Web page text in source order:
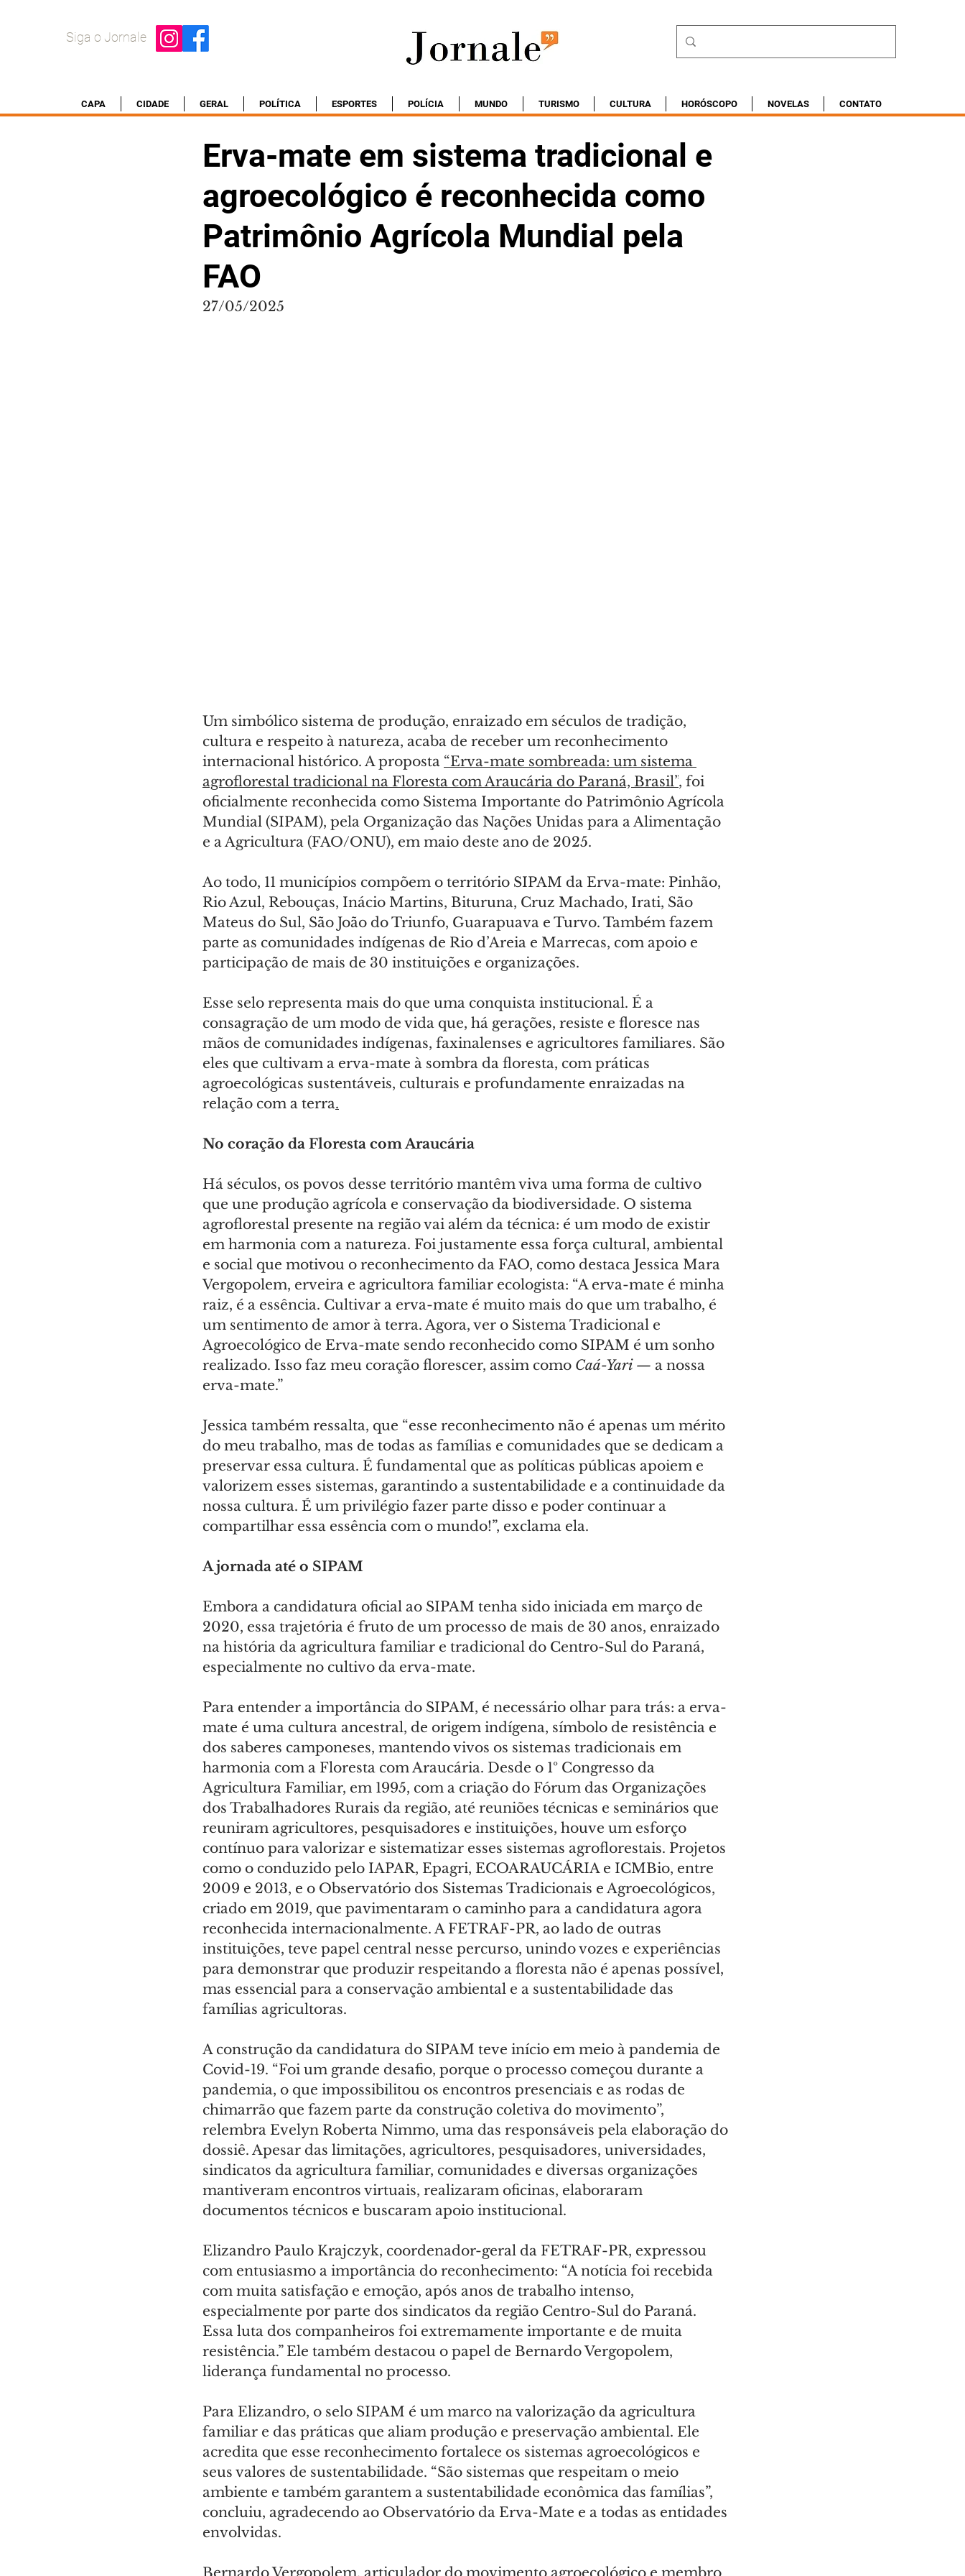
Siga o Jornale
CAPA CIDADE GERAL POLÍTICA ESPORTES POLÍCIA MUNDO TURISMO CULTURA HORÓSCOPO NOVELAS CONTATO
Erva-mate em sistema tradicional e
agroecológico é reconhecida como
Patrimônio Agrícola Mundial pela
FAO
27/05/2025
Um simbólico sistema de produção, enraizado em séculos de tradição,
cultura e respeito à natureza, acaba de receber um reconhecimento
internacional histórico. A proposta “Erva-mate sombreada: um sistema
agroflorestal tradicional na Floresta com Araucária do Paraná, Brasil”, foi
oficialmente reconhecida como Sistema Importante do Patrimônio Agrícola
Mundial (SIPAM), pela Organização das Nações Unidas para a Alimentação
e a Agricultura (FAO/ONU), em maio deste ano de 2025.
Ao todo, 11 municípios compõem o território SIPAM da Erva-mate: Pinhão,
Rio Azul, Rebouças, Inácio Martins, Bituruna, Cruz Machado, Irati, São
Mateus do Sul, São João do Triunfo, Guarapuava e Turvo. Também fazem
parte as comunidades indígenas de Rio d’Areia e Marrecas, com apoio e
participação de mais de 30 instituições e organizações.
Esse selo representa mais do que uma conquista institucional. É a
consagração de um modo de vida que, há gerações, resiste e floresce nas
mãos de comunidades indígenas, faxinalenses e agricultores familiares. São
eles que cultivam a erva-mate à sombra da floresta, com práticas
agroecológicas sustentáveis, culturais e profundamente enraizadas na
relação com a terra.
No coração da Floresta com Araucária
Há séculos, os povos desse território mantêm viva uma forma de cultivo
que une produção agrícola e conservação da biodiversidade. O sistema
agroflorestal presente na região vai além da técnica: é um modo de existir
em harmonia com a natureza. Foi justamente essa força cultural, ambiental
e social que motivou o reconhecimento da FAO, como destaca Jessica Mara
Vergopolem, erveira e agricultora familiar ecologista: “A erva-mate é minha
raiz, é a essência. Cultivar a erva-mate é muito mais do que um trabalho, é
um sentimento de amor à terra. Agora, ver o Sistema Tradicional e
Agroecológico de Erva-mate sendo reconhecido como SIPAM é um sonho
realizado. Isso faz meu coração florescer, assim como Caá-Yari — a nossa
erva-mate.”
Jessica também ressalta, que “esse reconhecimento não é apenas um mérito
do meu trabalho, mas de todas as famílias e comunidades que se dedicam a
preservar essa cultura. É fundamental que as políticas públicas apoiem e
valorizem esses sistemas, garantindo a sustentabilidade e a continuidade da
nossa cultura. É um privilégio fazer parte disso e poder continuar a
compartilhar essa essência com o mundo!”, exclama ela.
A jornada até o SIPAM
Embora a candidatura oficial ao SIPAM tenha sido iniciada em março de
2020, essa trajetória é fruto de um processo de mais de 30 anos, enraizado
na história da agricultura familiar e tradicional do Centro-Sul do Paraná,
especialmente no cultivo da erva-mate.
Para entender a importância do SIPAM, é necessário olhar para trás: a erva-
mate é uma cultura ancestral, de origem indígena, símbolo de resistência e
dos saberes camponeses, mantendo vivos os sistemas tradicionais em
harmonia com a Floresta com Araucária. Desde o 1º Congresso da
Agricultura Familiar, em 1995, com a criação do Fórum das Organizações
dos Trabalhadores Rurais da região, até reuniões técnicas e seminários que
reuniram agricultores, pesquisadores e instituições, houve um esforço
contínuo para valorizar e sistematizar esses sistemas agroflorestais. Projetos
como o conduzido pelo IAPAR, Epagri, ECOARAUCÁRIA e ICMBio, entre
2009 e 2013, e o Observatório dos Sistemas Tradicionais e Agroecológicos,
criado em 2019, que pavimentaram o caminho para a candidatura agora
reconhecida internacionalmente. A FETRAF-PR, ao lado de outras
instituições, teve papel central nesse percurso, unindo vozes e experiências
para demonstrar que produzir respeitando a floresta não é apenas possível,
mas essencial para a conservação ambiental e a sustentabilidade das
famílias agricultoras.
A construção da candidatura do SIPAM teve início em meio à pandemia de
Covid-19. “Foi um grande desafio, porque o processo começou durante a
pandemia, o que impossibilitou os encontros presenciais e as rodas de
chimarrão que fazem parte da construção coletiva do movimento”,
relembra Evelyn Roberta Nimmo, uma das responsáveis pela elaboração do
dossiê. Apesar das limitações, agricultores, pesquisadores, universidades,
sindicatos da agricultura familiar, comunidades e diversas organizações
mantiveram encontros virtuais, realizaram oficinas, elaboraram
documentos técnicos e buscaram apoio institucional.
Elizandro Paulo Krajczyk, coordenador-geral da FETRAF-PR, expressou
com entusiasmo a importância do reconhecimento: “A notícia foi recebida
com muita satisfação e emoção, após anos de trabalho intenso,
especialmente por parte dos sindicatos da região Centro-Sul do Paraná.
Essa luta dos companheiros foi extremamente importante e de muita
resistência.” Ele também destacou o papel de Bernardo Vergopolem,
liderança fundamental no processo.
Para Elizandro, o selo SIPAM é um marco na valorização da agricultura
familiar e das práticas que aliam produção e preservação ambiental. Ele
acredita que esse reconhecimento fortalece os sistemas agroecológicos e
seus valores de sustentabilidade. “São sistemas que respeitam o meio
ambiente e também garantem a sustentabilidade econômica das famílias”,
concluiu, agradecendo ao Observatório da Erva-Mate e a todas as entidades
envolvidas.